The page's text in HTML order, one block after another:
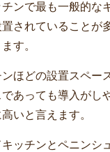
ンで最も一般的な
されていることが
す。
ほどの設置スペー
あっても導入がし
いと言えます。
ッチンとペニンシ